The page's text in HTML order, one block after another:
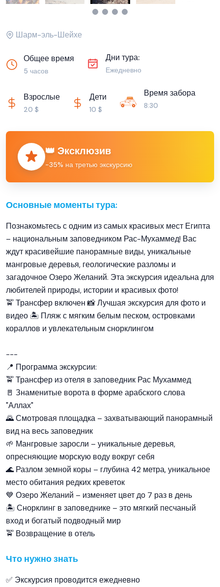
Шарм-эль-Шейхе
Общее время
5 часов
Дни тура:
Ежедневно
Взрослые
20 $
Дети
10 $
Время забора
8:30
👑 Эксклюзив
−35% на третью экскурсию
Основные моменты тура:
Познакомьтесь с одним из самых красивых мест Египта
– национальным заповедником Рас-Мухаммед! Вас
ждут красивейшие панорамные виды, уникальные
мангровые деревья, геологические разломы и
загадочное Озеро Желаний. Эта экскурсия идеальна для
любителей природы, истории и красивых фото!
🚖 Трансфер включен 📸 Лучшая экскурсия для фото и
видео 🏝 Пляж с мягким белым песком, островками
кораллов и увлекательным снорклингом
---
📍 Программа экскурсии:
🚖 Трансфер из отеля в заповедник Рас Мухаммед
🚪 Знаменитые ворота в форме арабского слова
"Аллах"
🌄 Смотровая площадка – захватывающий панорамный
вид на весь заповедник
🌱 Мангровые заросли – уникальные деревья,
опресняющие морскую воду вокруг себя
🌊 Разлом земной коры – глубина 42 метра, уникальное
место обитания редких креветок
💙 Озеро Желаний – изменяет цвет до 7 раз в день
🏝 Снорклинг в заповеднике – это мягкий песчаный
вход и богатый подводный мир
🚖 Возвращение в отель
Что нужно знать
✅ Экскурсия проводится ежедневно